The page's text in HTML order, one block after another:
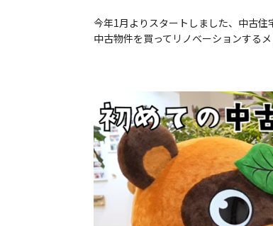
今年1月よりスタートしました、中古住
中古物件を買ってリノベーションする